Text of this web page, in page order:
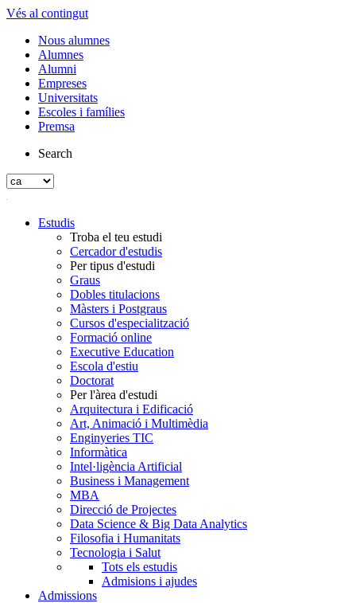
Vés al contingut
Nous alumnes
Alumnes
Alumni
Empreses
Universitats
Escoles i famílies
Premsa
Search
Estudis
Troba el teu estudi
Cercador d'estudis
Per tipus d'estudi
Graus
Dobles titulacions
Màsters i Postgraus
Cursos d'especialització
Formació online
Executive Education
Escola d'estiu
Doctorat
Per l'àrea d'estudi
Arquitectura i Edificació
Art, Animació i Multimèdia
Enginyeries TIC
Informàtica
Intel·ligència Artificial
Business i Management
MBA
Direcció de Projectes
Data Science & Big Data Analytics
Filosofia i Humanitats
Tecnologia i Salut
Tots els estudis
Admisions i ajudes
Admissions